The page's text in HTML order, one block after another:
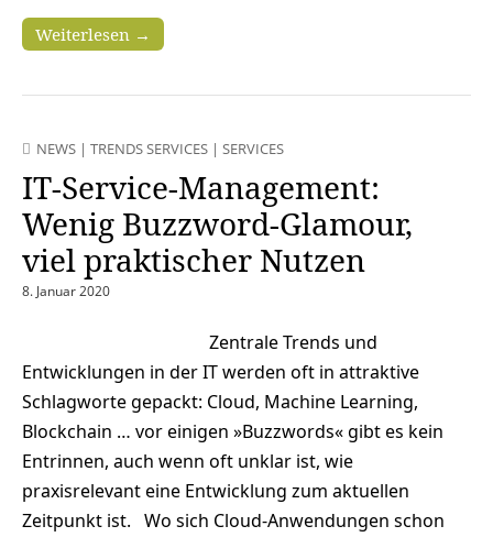
Weiterlesen →
NEWS | TRENDS SERVICES | SERVICES
IT-Service-Management:
Wenig Buzzword-Glamour,
viel praktischer Nutzen
8. Januar 2020
Zentrale Trends und
Entwicklungen in der IT werden oft in attraktive
Schlagworte gepackt: Cloud, Machine Learning,
Blockchain … vor einigen »Buzzwords« gibt es kein
Entrinnen, auch wenn oft unklar ist, wie
praxisrelevant eine Entwicklung zum aktuellen
Zeitpunkt ist. Wo sich Cloud-Anwendungen schon